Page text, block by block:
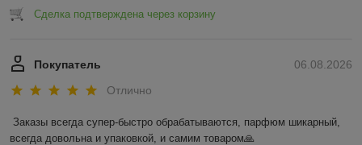
Сделка подтверждена через корзину
06.08.2026
Покупатель
Отлично
Заказы всегда супер-быстро обрабатываются, парфюм шикарный,
всегда довольна и упаковкой, и самим товаром🙏